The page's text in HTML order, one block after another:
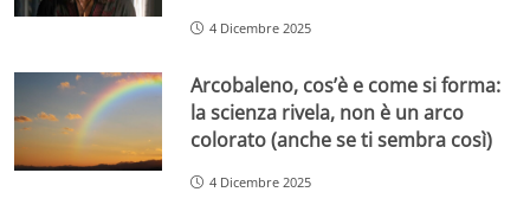
4 Dicembre 2025
Arcobaleno, cos’è e come si forma:
la scienza rivela, non è un arco
colorato (anche se ti sembra così)
4 Dicembre 2025